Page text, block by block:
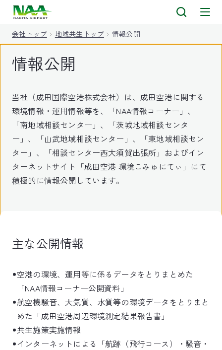
会社トップ 地域共生トップ 情報公開
情報公開
当社（成田国際空港株式会社）は、成田空港に関する
環境情報・運用情報等を、「NAA情報コーナー」、
「南地域相談センター」、「茨城地域相談センタ
ー」、「山武地域相談センター」、「東地域相談セン
ター」、「相談センター西大須賀出張所」およびイン
ターネットサイト「成田空港 環境こみゅにてぃ」にて
積極的に情報公開しています。
主な公開情報
空港の環境、運用等に係るデータをとりまとめた
「NAA情報コーナー公開資料」
航空機騒音、大気質、水質等の環境データをとりまと
めた「成田空港周辺環境測定結果報告書」
共生施策実施情報
インターネットによる「航跡（飛行コース）・騒音・